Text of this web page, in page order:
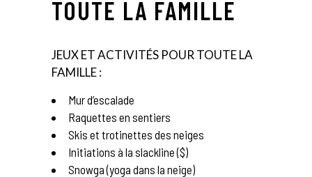
TOUTE LA FAMILLE
JEUX ET ACTIVITÉS POUR TOUTE LA
FAMILLE :
Mur d’escalade
Raquettes en sentiers
Skis et trotinettes des neiges
Initiations à la slackline ($)
Snowga (yoga dans la neige)